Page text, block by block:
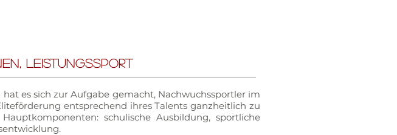
Leistungssport
es sich zur Aufgabe gemacht, Nachwuchssportler im
entsprechend ihres Talents ganzheitlich zu
schulische Ausbildung, sportliche